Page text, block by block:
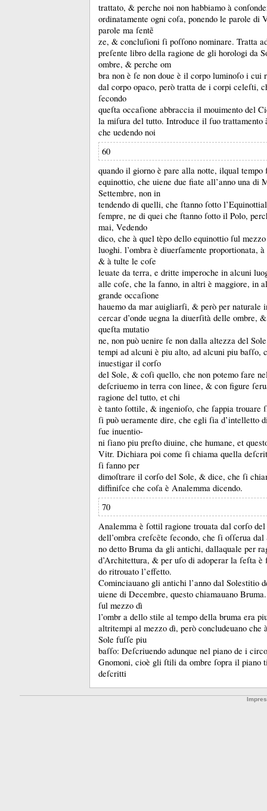
trattato, & perche noi non habbiamo à
ordinatamente ogni coſa, ponendo le parole di
parole ma ſentẽ
ze, & concluſioni ſi poſſono nominare. Tratta
preſente libro della ragione de gli horologi da
ombre, & perche om
bra non è ſe non doue è il corpo luminoſo i cui
dal corpo opaco, però tratta de i corpi celeſti,
ſecondo
queſta occaſione abbraccia il mouimento del
la miſura del tutto. Introduce il ſuo trattamento
che uedendo noi
60
quando il giorno è pare alla notte, ilqual tempo
equinottio, che uiene due fiate all’anno una di
Settembre, non in
tendendo di quelli, che ſtanno ſotto
ſempre, ne di quei che ſtanno ſotto il Polo,
mai, Vedendo
dico, che à quel tèpo dello equinottio ſul
luoghi. l’ombra è diuerſamente proportionata,
& à tulte le coſe
leuate da terra, e dritte imperoche in alcuni
alle coſe, che la fanno, in altri è maggiore, in
grande occaſione
hauemo da mar auigliarſi, & però per naturale
cercar d’onde uegna la diuerſità delle ombre,
queſta mutatio
ne, non può uenire ſe non dalla altezza del
tempi ad alcuni è piu alto, ad alcuni piu baſſo,
inuestigar il corſo
del Sole, & coſi quello, che non potemo fare
deſcriuemo in terra con linee, & con figure
ragione del tutto, et chi
è tanto ſottile, & ingenioſo, che ſappia trouare
ſi può ueramente dire, che egli ſia d’intelletto
ſue inuentio-
ni ſiano piu preſto diuine, che humane, et
Vitr. Dichiara poi come ſi chiama quella
ſi fanno per
dimoſtrare il corſo del Sole, & dice, che ſi
diffiniſce che coſa è Analemma dicendo.
70
Analemma è ſottil ragione trouata dal corſo
dell’ombra creſcẽte ſecondo, che ſi oſſerua
no detto Bruma da gli antichi, dallaquale per
d’Architettura, & per uſo di adoperar la ſeſta è
do ritrouato l’effetto.
Cominciauano gli antichi l’anno dal Solestitio
uiene di Decembre, questo chiamauano
ſul mezzo dì
l’ombr a dello stile al tempo della bruma era
altritempi al mezzo dì, però concludeuano che
Sole fuſſe piu
baſſo: Deſcriuendo adunque nel piano de i
Gnomoni, cioè gli ſtili da ombre ſopra il piano
deſcritti